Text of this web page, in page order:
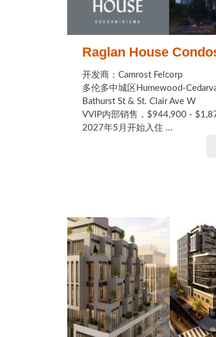
Raglan House
开发商：Camrost Felcorp
多伦多中城区Humewood-
Bathurst St & St. Clair Ave W
VVIP内部销售，$944,900 -
2027年5月开始入住 ...